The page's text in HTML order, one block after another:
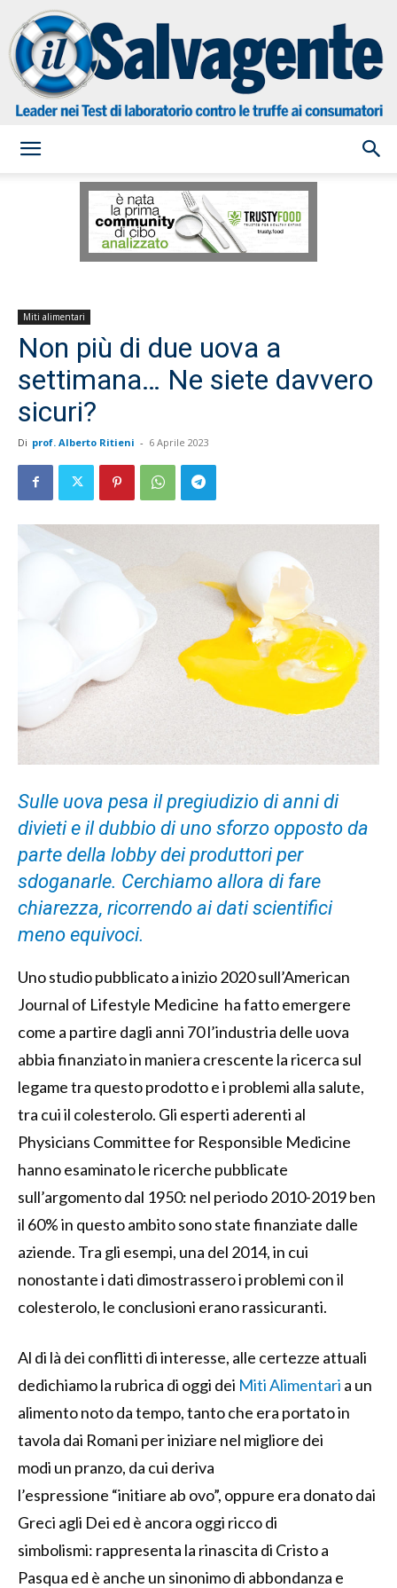
Salvagente
Miti alimentari
Non più di due uova a
settimana… Ne siete davvero
sicuri?
Di prof. Alberto Ritieni - 6 Aprile 2023
Sulle uova pesa il pregiudizio di anni di
divieti e il dubbio di uno sforzo opposto da
parte della lobby dei produttori per
sdoganarle. Cerchiamo allora di fare
chiarezza, ricorrendo ai dati scientifici
meno equivoci.
Uno studio pubblicato a inizio 2020 sull’American
Journal of Lifestyle Medicine ha fatto emergere
come a partire dagli anni 70 l’industria delle uova
abbia finanziato in maniera crescente la ricerca sul
legame tra questo prodotto e i problemi alla salute,
tra cui il colesterolo. Gli esperti aderenti al
Physicians Committee for Responsible Medicine
hanno esaminato le ricerche pubblicate
sull’argomento dal 1950: nel periodo 2010-2019 ben
il 60% in questo ambito sono state finanziate dalle
aziende. Tra gli esempi, una del 2014, in cui
nonostante i dati dimostrassero i problemi con il
colesterolo, le conclusioni erano rassicuranti.
Al di là dei conflitti di interesse, alle certezze attuali
dedichiamo la rubrica di oggi dei Miti Alimentari a un
alimentonotoda tempo,tanto che era portatoin
tavola dai Romani periniziare nel migliore dei
modi un pranzo, da cui deriva
l’espressione “initiare ab ovo”, oppure era donatodai
Greci agli Dei ed è ancora oggi ricco di
simbolismi: rappresenta la rinascita di Cristoa
Pasqua ed è anche un sinonimo di abbondanza e